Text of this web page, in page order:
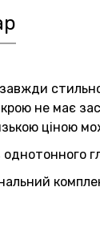
не має
ціною
однотонного